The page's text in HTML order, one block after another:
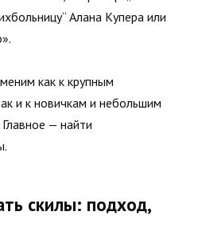
Алана Купера или
как к крупным
и к новичкам и небольшим
— найти
скилы: подход,